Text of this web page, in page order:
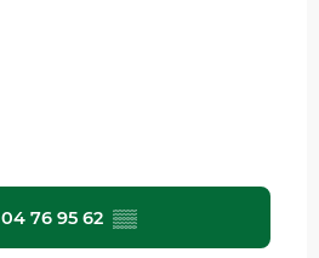
04 76 95 62 ▒▒